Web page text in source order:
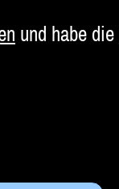
und habe die